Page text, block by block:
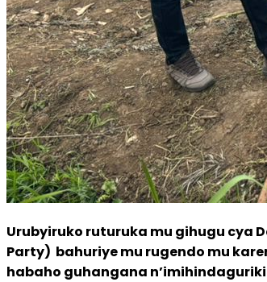
Urubyiruko ruturuka mu gihugu cya
Party) bahuriye mu rugendo mu
habaho guhangana